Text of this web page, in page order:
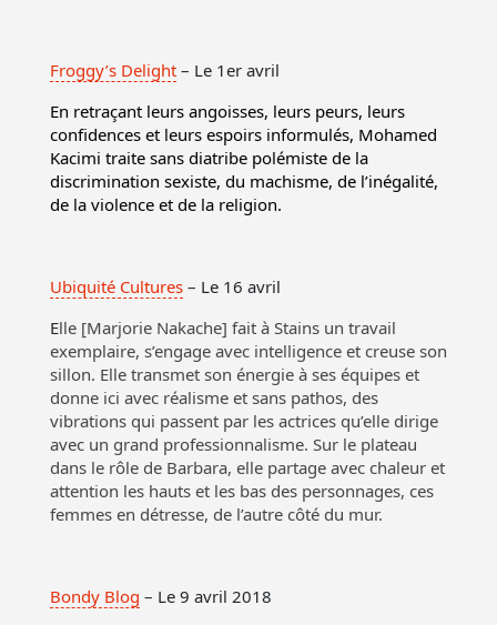
Froggy’s Delight – Le 1er avril
En retraçant leurs angoisses, leurs peurs, leurs
confidences et leurs espoirs informulés, Mohamed
Kacimi traite sans diatribe polémiste de la
discrimination sexiste, du machisme, de l’inégalité,
de la violence et de la religion.
Ubiquité Cultures – Le 16 avril
Elle [Marjorie Nakache] fait à Stains un travail
exemplaire, s’engage avec intelligence et creuse son
sillon. Elle transmet son énergie à ses équipes et
donne ici avec réalisme et sans pathos, des
vibrations qui passent par les actrices qu’elle dirige
avec un grand professionnalisme. Sur le plateau
dans le rôle de Barbara, elle partage avec chaleur et
attention les hauts et les bas des personnages, ces
femmes en détresse, de l’autre côté du mur.
Bondy Blog – Le 9 avril 2018